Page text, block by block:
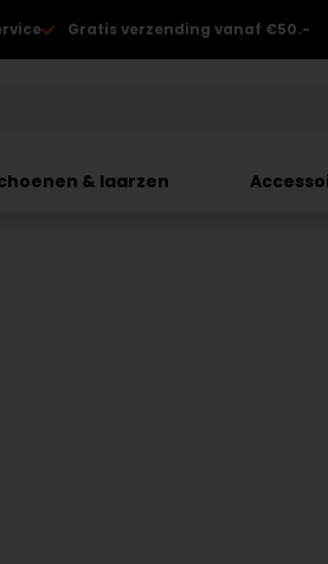
Gratis verzending vanaf €50.-
& laarzen